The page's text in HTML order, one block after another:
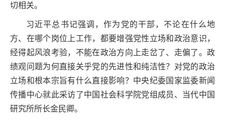
切相关。
习近平总书记强调，作为党的干部，不论在什么地
方、在哪个岗位上工作，都要增强党性立场和政治意识，
经得起风浪考验，不能在政治方向上走岔了、走偏了。政
绩观问题为何直接关乎党的先进性和纯洁性？对党的政治
立场和根本宗旨有什么直接影响？中央纪委国家监委新闻
传播中心就此采访了中国社会科学院党组成员、当代中国
研究所所长金民卿。